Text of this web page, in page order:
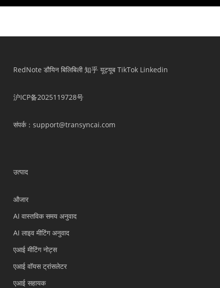
RedNote डौयिन बिलिबिली 知乎 यूट्यूब TikTok Linkedin
沪ICP备2025119728号
संपर्क：support@transyncai.com
उत्पाद
औजार
AI वास्तविक समय अनुवाद
AI लाइव मीटिंग अनुवाद
एआई मीटिंग नोट्स
एआई वॉयस ट्रांसलेटर
एआई सहायक